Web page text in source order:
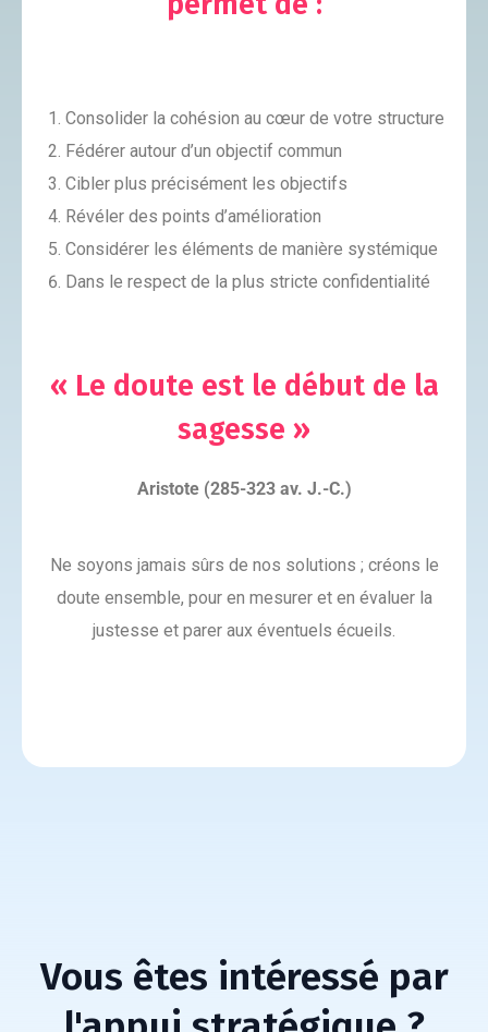
Consolider la cohésion au cœur de votre structure
Fédérer autour d’un objectif commun
Cibler plus précisément les objectifs
Révéler des points d’amélioration
Considérer les éléments de manière systémique
Dans le respect de la plus stricte confidentialité
« Le doute est le début de la
sagesse »
Aristote (285-323 av. J.-C.)
Ne soyons jamais sûrs de nos solutions ; créons le
doute ensemble, pour en mesurer et en évaluer la
justesse et parer aux éventuels écueils.
Vous êtes intéressé par